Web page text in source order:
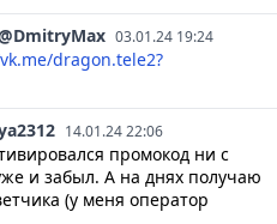
03.01.24 19:24
dragon.tele2?
14.01.24 22:06
промокод ни с
и забыл. А на днях получаю
(у меня оператор